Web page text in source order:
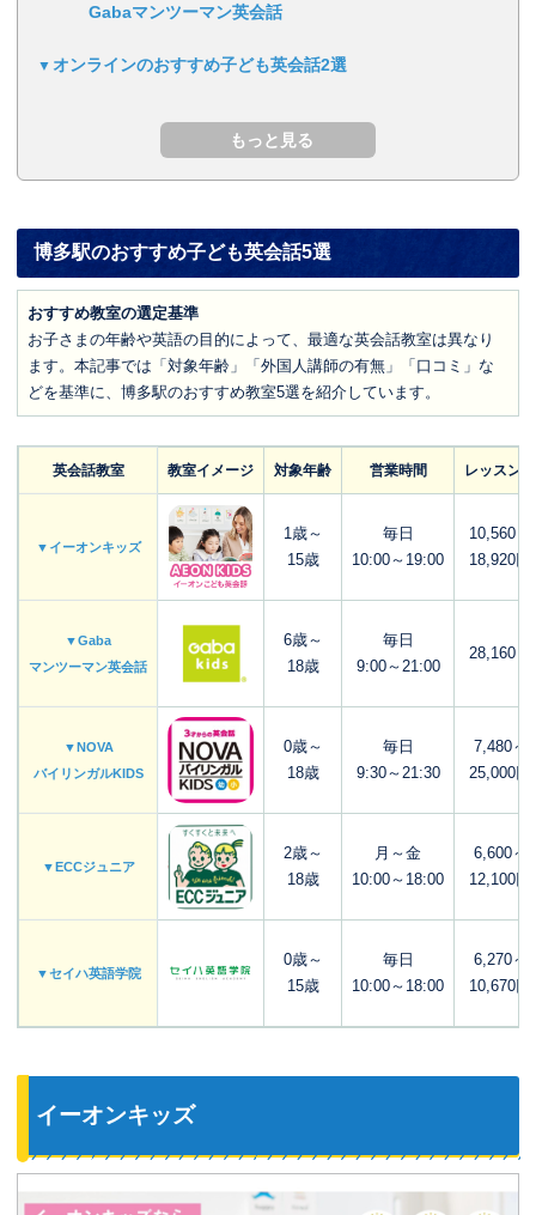
Gabaマンツーマン英会話
オンラインのおすすめ子ども英会話2選
博多駅のおすすめ子ども英会話5選
おすすめ教室の選定基準
お子さまの年齢や英語の目的によって、最適な英会話教室は異なり
ます。本記事では「対象年齢」「外国人講師の有無」「口コミ」な
どを基準に、博多駅のおすすめ教室5選を紹介しています。
英会話教室 教室イメージ 対象年齢 営業時間 レッスン料
▼イーオンキッズ
1歳～
15歳
毎日
10:00～19:00
10,560～
18,920円
▼Gaba
マンツーマン英会話
6歳～
18歳
毎日
9:00～21:00
28,160～
▼NOVA
バイリンガルKIDS
0歳～
18歳
毎日
9:30～21:30
7,480～
25,000円
▼ECCジュニア
2歳～
18歳
月～金
10:00～18:00
6,600～
12,100円
▼セイハ英語学院
0歳～
15歳
毎日
10:00～18:00
6,270～
10,670円
イーオンキッズ